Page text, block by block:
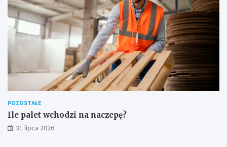
POZOSTAŁE
Ile palet wchodzi na naczepę?
31 lipca 2026